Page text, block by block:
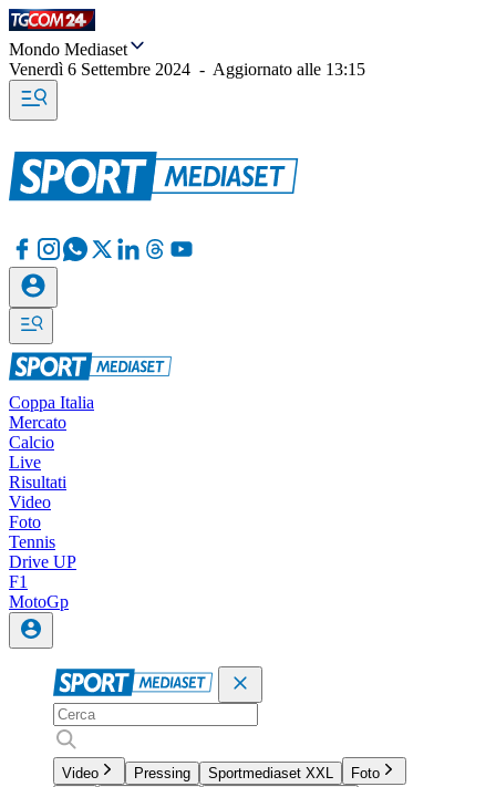
Mondo Mediaset
Venerdì 6 Settembre 2024 - Aggiornato alle 13:15
Coppa Italia
Mercato
Calcio
Live
Risultati
Video
Foto
Tennis
Drive UP
F1
MotoGp
Video Pressing Sportmediaset XXL
Foto